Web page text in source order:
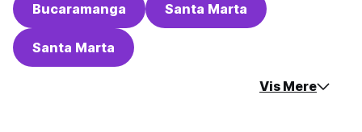
Bucaramanga Santa Marta
Santa Marta
Vis Mere